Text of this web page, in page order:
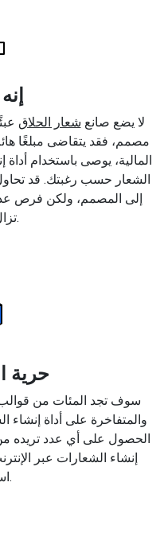
لا يضع صانع شعار الحلاق
مصمم، فقد يتقاضى مبلغًا
المالية، يوصى باستخدام أداة
الشعار حسب رغبتك. قد
إلى المصمم، ولكن فرص
تزال مرتفعة.
حرية
سوف تجد المئات من
والمتفاخرة على أداة إنشاء
الحصول على أي عدد تريده
إنشاء الشعارات عبر
استخدامه.